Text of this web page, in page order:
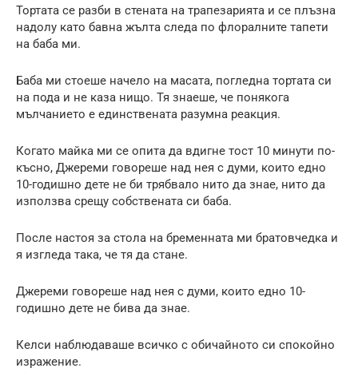
Тортата се разби в стената на трапезарията и се плъзна
надолу като бавна жълта следа по флоралните тапети
на баба ми.
Баба ми стоеше начело на масата, погледна тортата си
на пода и не каза нищо. Тя знаеше, че понякога
мълчанието е единствената разумна реакция.
Когато майка ми се опита да вдигне тост 10 минути по-
късно, Джереми говореше над нея с думи, които едно
10-годишно дете не би трябвало нито да знае, нито да
използва срещу собствената си баба.
После настоя за стола на бременната ми братовчедка и
я изгледа така, че тя да стане.
Джереми говореше над нея с думи, които едно 10-
годишно дете не бива да знае.
Келси наблюдаваше всичко с обичайното си спокойно
изражение.